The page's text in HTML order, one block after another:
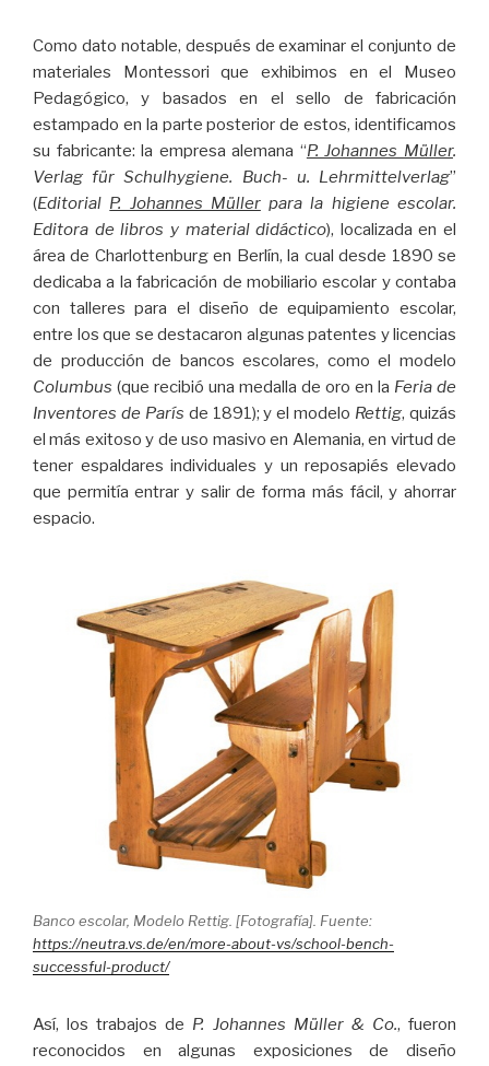
Como dato notable, después de examinar el conjunto de
materiales Montessori que exhibimos en el Museo
Pedagógico, y basados en el sello de fabricación
estampado en la parte posterior de estos, identificamos
su fabricante: la empresa alemana “P. Johannes Müller.
Verlag für Schulhygiene. Buch- u. Lehrmittelverlag”
(Editorial P. Johannes Müllerpara la higiene escolar.
Editora de libros y material didáctico), localizada en el
área de Charlottenburg en Berlín, la cual desde 1890 se
dedicaba a la fabricación de mobiliario escolar y contaba
con talleres para el diseño de equipamiento escolar,
entre los que se destacaron algunas patentes y licencias
de producción de bancos escolares, como el modelo
Columbus (que recibió una medalla de oro en la Feria de
Inventores de París de 1891); y el modelo Rettig, quizás
el más exitoso y de uso masivo en Alemania, en virtud de
tener espaldares individuales y un reposapiés elevado
que permitía entrar y salir de forma más fácil, y ahorrar
espacio.
Banco escolar, Modelo Rettig. [Fotografía]. Fuente:
https://neutra.vs.de/en/more-about-vs/school-bench-
successful-product/
Así, los trabajos de P. Johannes Müller & Co., fueron
reconocidos en algunas exposiciones de diseño